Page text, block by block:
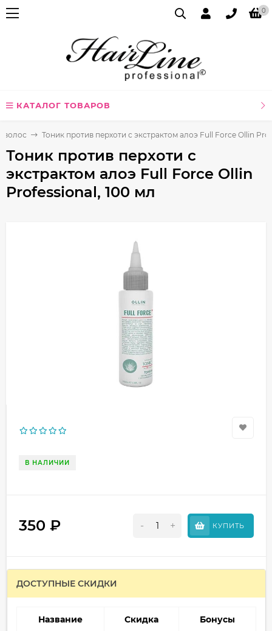
0
КАТАЛОГ ТОВАРОВ
волос Тоник против перхоти с экстрактом алоэ Full Force Ollin
Тоник против перхоти с
экстрактом алоэ Full Force Ollin
Professional, 100 мл
В НАЛИЧИИ
350 ₽ - + КУПИТЬ
ДОСТУПНЫЕ СКИДКИ
Название Скидка Бонусы